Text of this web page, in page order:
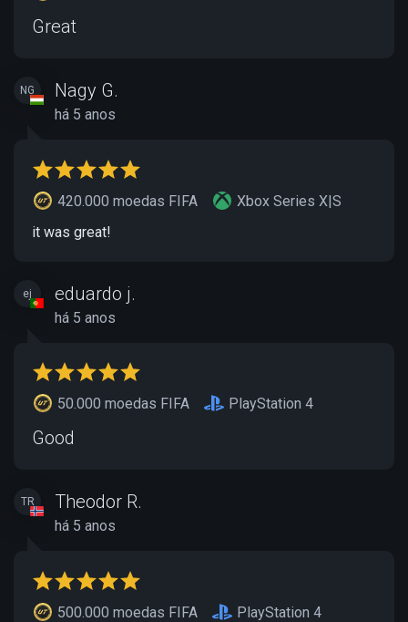
Great
NG Nagy G.
há 5 anos
420.000 moedas FIFA
Xbox Series X|S
it was great!
ej eduardo j.
há 5 anos
50.000 moedas FIFA PlayStation 4
Good
TR Theodor R.
há 5 anos
500.000 moedas FIFA PlayStation 4